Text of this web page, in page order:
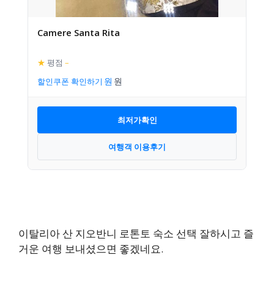
Camere Santa Rita
★ 평점 –
할인쿠폰 확인하기
최저가확인
여행객 이용후기
이탈리아 산 지오반니 로톤토 숙소 선택 잘하시고 즐
거운 여행 보내셨으면 좋겠네요.